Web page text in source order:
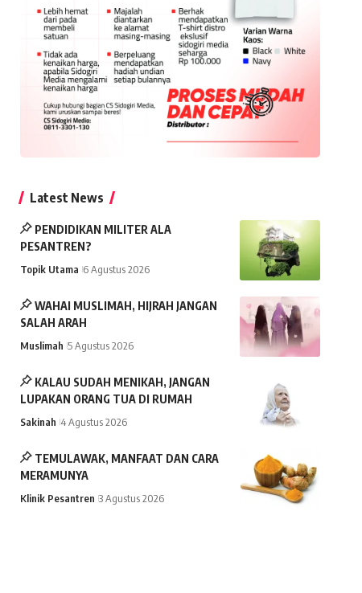
Latest News
PENDIDIKAN MILITER ALA
PESANTREN?
Topik Utama 6 Agustus 2026
WAHAI MUSLIMAH, HIJRAH JANGAN
SALAH ARAH
Muslimah 5 Agustus 2026
KALAU SUDAH MENIKAH, JANGAN
LUPAKAN ORANG TUA DI RUMAH
Sakinah 4 Agustus 2026
TEMULAWAK, MANFAAT DAN CARA
MERAMUNYA
Klinik Pesantren 3 Agustus 2026